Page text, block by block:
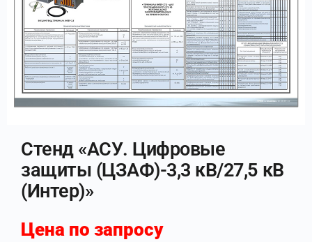
Стенд «АСУ. Цифровые
защиты (ЦЗАФ)-3,3 кВ/27,5 кВ
(Интер)»
Цена по запросу